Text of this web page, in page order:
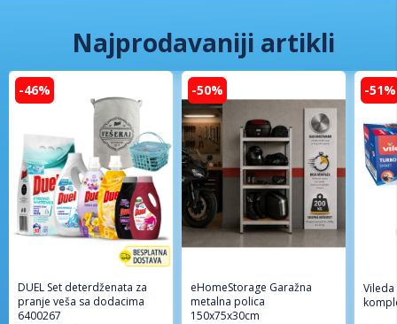
Najprodavaniji artikli
-46%
DUEL Set deterdženata za
pranje veša sa dodacima
6400267
-50%
eHomeStorage Garažna
metalna polica
150x75x30cm
-51%